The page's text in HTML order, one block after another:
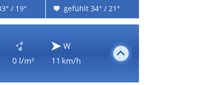
/ 19°
gefühlt 34° / 21°
0 l/m²
W
11 km/h